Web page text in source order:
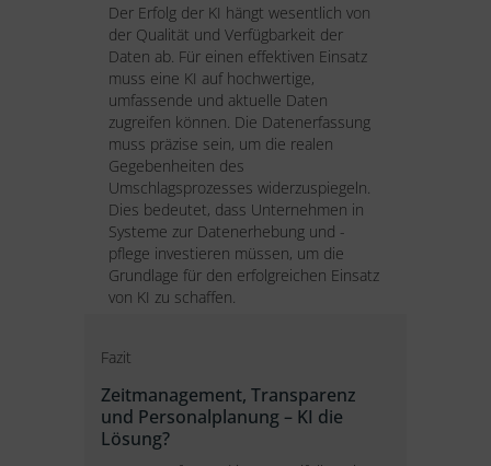
Der Erfolg der KI hängt wesentlich von
der Qualität und Verfügbarkeit der
Daten ab. Für einen effektiven Einsatz
muss eine KI auf hochwertige,
umfassende und aktuelle Daten
zugreifen können. Die Datenerfassung
muss präzise sein, um die realen
Gegebenheiten des
Umschlagsprozesses widerzuspiegeln.
Dies bedeutet, dass Unternehmen in
Systeme zur Datenerhebung und -
pflege investieren müssen, um die
Grundlage für den erfolgreichen Einsatz
von KI zu schaffen.
Fazit
Zeitmanagement, Transparenz
und Personalplanung – KI die
Lösung?